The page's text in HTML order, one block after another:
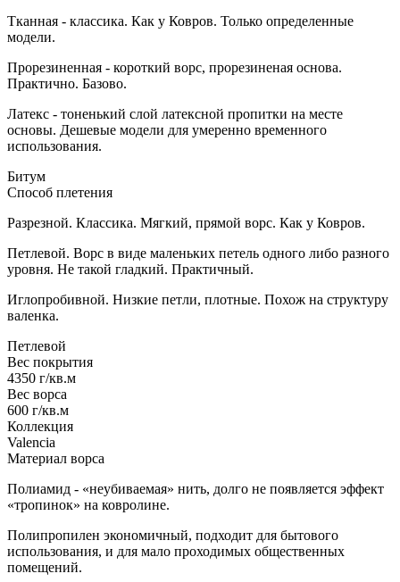
Тканная - классика. Как у Ковров. Только определенные
модели.
Прорезиненная - короткий ворс, прорезиненая основа.
Практично. Базово.
Латекс - тоненький слой латексной пропитки на месте
основы. Дешевые модели для умеренно временного
использования.
Битум
Способ плетения
Разрезной. Классика. Мягкий, прямой ворс. Как у Ковров.
Петлевой. Ворс в виде маленьких петель одного либо разного
уровня. Не такой гладкий. Практичный.
Иглопробивной. Низкие петли, плотные. Похож на структуру
валенка.
Петлевой
Вес покрытия
4350 г/кв.м
Вес ворса
600 г/кв.м
Коллекция
Valencia
Материал ворса
Полиамид - «неубиваемая» нить, долго не появляется эффект
«тропинок» на ковролине.
Полипропилен экономичный, подходит для бытового
использования, и для мало проходимых общественных
помещений.